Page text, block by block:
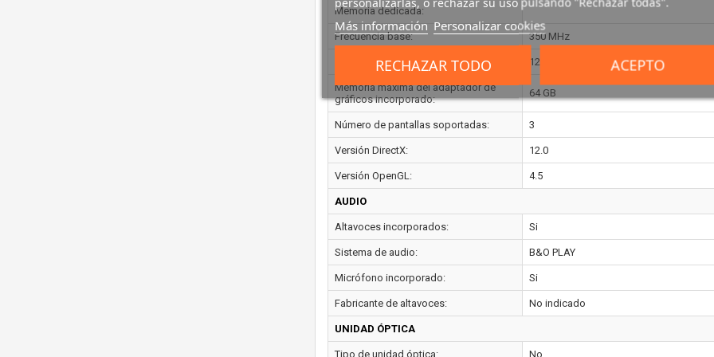
Memoria dedicada:
Frecuencia base: 350 MHz
Frecuencia máxima: 1200 MHz
Memoria máxima del adaptador de
gráficos incorporado:
64 GB
Número de pantallas soportadas: 3
Versión DirectX: 12.0
Versión OpenGL: 4.5
AUDIO
Altavoces incorporados: Si
Sistema de audio: B&O PLAY
Micrófono incorporado: Si
Fabricante de altavoces: No indicado
UNIDAD ÓPTICA
Tipo de unidad óptica: No
Más información Personalizar cookies
RECHAZAR TODO ACEPTO